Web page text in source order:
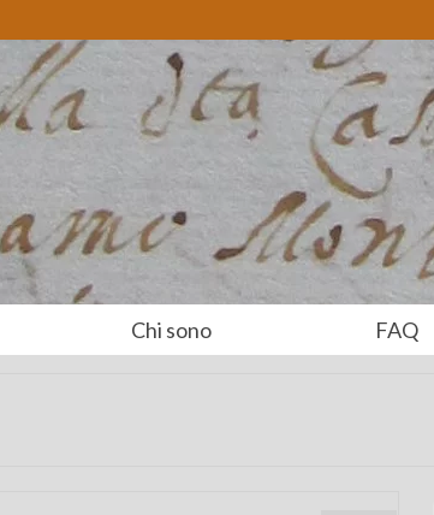
Chi sono FAQ